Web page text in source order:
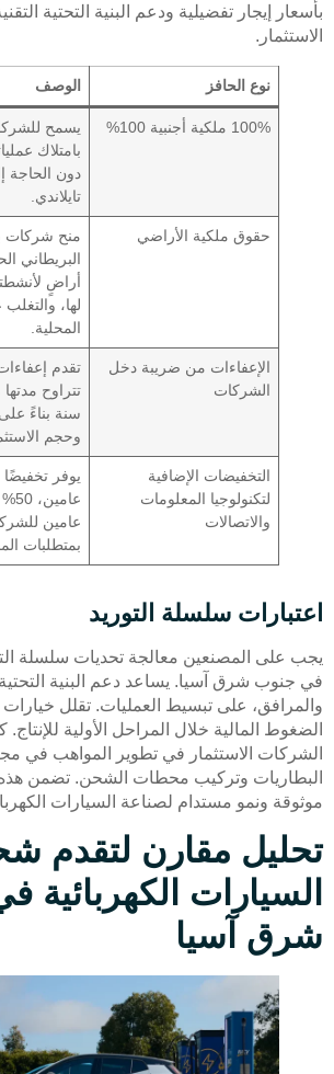
بأسعار إيجار تفضيلية ودعم البنية التحتية
الاستثمار.
نوع الحافز الوصف
100% ملكية أجنبية 100%
يسمح
بامتلاك
دون الحاجة
تايلاندي.
حقوق ملكية الأراضي
منح شركات
البريطاني
أراضٍ
لها،
المحلية.
الإعفاءات من ضريبة دخل
الشركات
تقدم
سنة بناءً
وحجم
التخفيضات الإضافية
لتكنولوجيا المعلومات
والاتصالات
يوفر تخفيضًا
عامين
بمتطلبات
اعتبارات سلسلة التوريد
يجب على المصنعين معالجة تحديات سلسلة
في جنوب شرق آسيا. يساعد دعم البنية
والمرافق، على تبسيط العمليات. تقلل
الضغوط المالية خلال المراحل الأولية
الشركات الاستثمار في تطوير المواهب في
البطاريات وتركيب محطات الشحن. تضمن هذه
موثوقة ونمو مستدام لصناعة السيارات
تحليل مقارن لتقدم
السيارات
شرق آسيا